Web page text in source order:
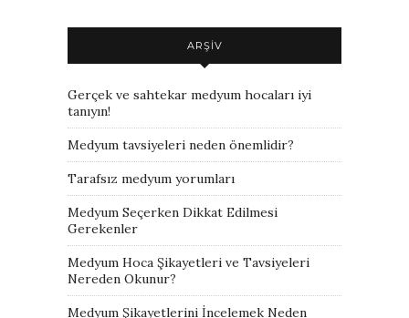
ARŞIV
Gerçek ve sahtekar medyum hocaları iyi
tanıyın!
Medyum tavsiyeleri neden önemlidir?
Tarafsız medyum yorumları
Medyum Seçerken Dikkat Edilmesi
Gerekenler
Medyum Hoca Şikayetleri ve Tavsiyeleri
Nereden Okunur?
Medyum Şikayetlerini İncelemek Neden